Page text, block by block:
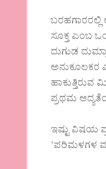
ಸೂಕ್ತ ಎಂಬ
ದುಗುಡ
ಅನುಕೂಲಕರ
ಹಾಕುತ್ತಿರುವ
ಪ್ರಥಮ
ಇಷ್ಟು ವಿಷಯ
ʼಪರಿಮಳಗಳ